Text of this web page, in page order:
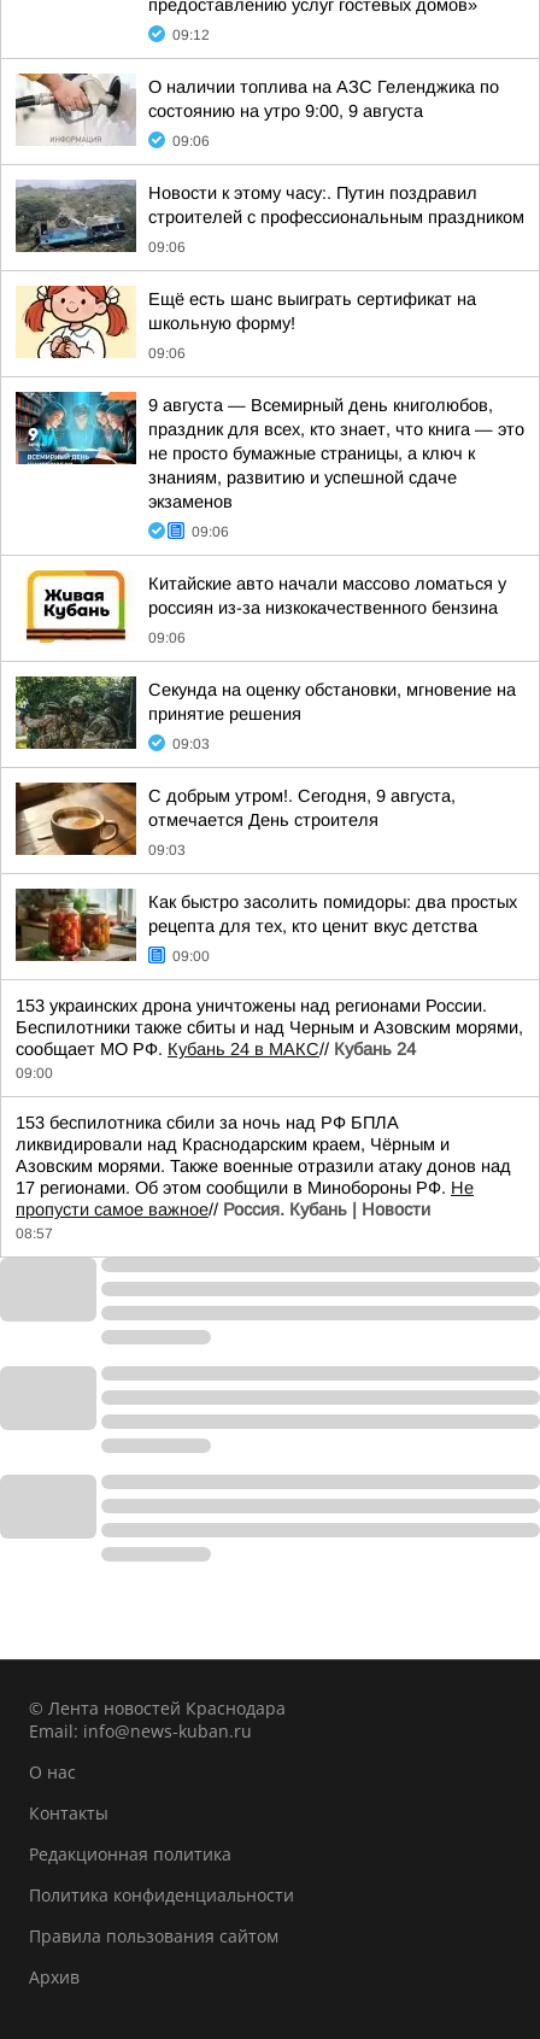
предоставлению услуг гостевых домов»
09:12
О наличии топлива на АЗС Геленджика по
состоянию на утро 9:00, 9 августа
09:06
Новости к этому часу:. Путин поздравил
строителей с профессиональным праздником
09:06
Ещё есть шанс выиграть сертификат на
школьную форму!
09:06
9 августа — Всемирный день книголюбов,
праздник для всех, кто знает, что книга — это
не просто бумажные страницы, а ключ к
знаниям, развитию и успешной сдаче
экзаменов
09:06
Китайские авто начали массово ломаться у
россиян из-за низкокачественного бензина
09:06
Секунда на оценку обстановки, мгновение на
принятие решения
09:03
С добрым утром!. Сегодня, 9 августа,
отмечается День строителя
09:03
Как быстро засолить помидоры: два простых
рецепта для тех, кто ценит вкус детства
09:00
153 украинских дрона уничтожены над регионами России.
Беспилотники также сбиты и над Черным и Азовским морями,
сообщает МО РФ. Кубань 24 в МАКС// Кубань 24
09:00
153 беспилотника сбили за ночь над РФ БПЛА
ликвидировали над Краснодарским краем, Чёрным и
Азовским морями. Также военные отразили атаку донов над
17 регионами. Об этом сообщили в Минобороны РФ. Не
пропусти самое важное// Россия. Кубань | Новости
08:57
© Лента новостей Краснодара
Email: info@news-kuban.ru
О нас
Контакты
Редакционная политика
Политика конфиденциальности
Правила пользования сайтом
Архив